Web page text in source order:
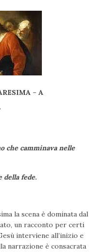
– A
che camminava nelle
della fede.
la scena è dominata dal
un racconto per certi
interviene all’inizio e
narrazione è consacrata